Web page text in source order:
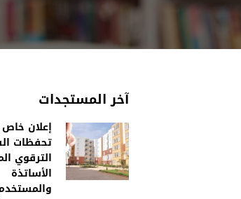
آخر المستجدات
إعلان
تحفظات
الترقوي
الأساتذة